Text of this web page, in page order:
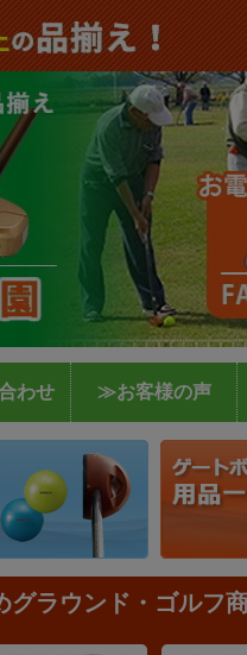
わせ ≫お客様の声
グラウンド・ゴルフ